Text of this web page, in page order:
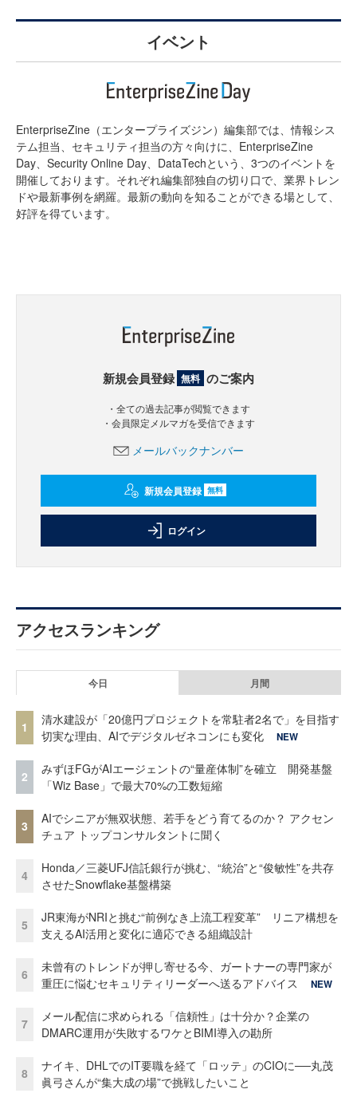
イベント
EnterpriseZine（エンタープライズジン）編集部では、情報シス
テム担当、セキュリティ担当の方々向けに、EnterpriseZine
Day、Security Online Day、DataTechという、3つのイベントを
開催しております。それぞれ編集部独自の切り口で、業界トレン
ドや最新事例を網羅。最新の動向を知ることができる場として、
好評を得ています。
新規会員登録 無料 のご案内
・全ての過去記事が閲覧できます
・会員限定メルマガを受信できます
メールバックナンバー
新規会員登録 無料
ログイン
アクセスランキング
今日 月間
1
清水建設が「20億円プロジェクトを常駐者2名で」を目指す
切実な理由、AIでデジタルゼネコンにも変化
NEW
2
みずほFGがAIエージェントの“量産体制”を確立 開発基盤
「Wiz Base」で最大70%の工数短縮
3
AIでシニアが無双状態、若手をどう育てるのか？ アクセン
チュア トップコンサルタントに聞く
4
Honda／三菱UFJ信託銀行が挑む、“統治”と“俊敏性”を共存
させたSnowflake基盤構築
5
JR東海がNRIと挑む“前例なき上流工程変革” リニア構想を
支えるAI活用と変化に適応できる組織設計
6
未曾有のトレンドが押し寄せる今、ガートナーの専門家が
重圧に悩むセキュリティリーダーへ送るアドバイス
NEW
7
メール配信に求められる「信頼性」は十分か？企業の
DMARC運用が失敗するワケとBIMI導入の勘所
8
ナイキ、DHLでのIT要職を経て「ロッテ」のCIOに──丸茂
眞弓さんが“集大成の場”で挑戦したいこと